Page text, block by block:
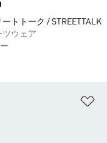
ートトーク / STREETTALK
ツウェア